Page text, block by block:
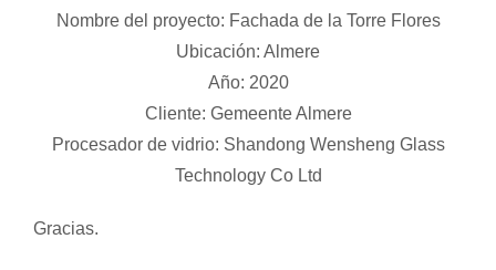
Nombre del proyecto: Fachada de la Torre Flores
Ubicación: Almere
Año: 2020
Cliente: Gemeente Almere
Procesador de vidrio: Shandong Wensheng Glass
Technology Co Ltd
Gracias.